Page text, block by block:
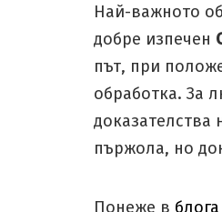
Най-важното
добре изпечен
път, при
обработка. За
доказателства
пържола, но
Понеже в